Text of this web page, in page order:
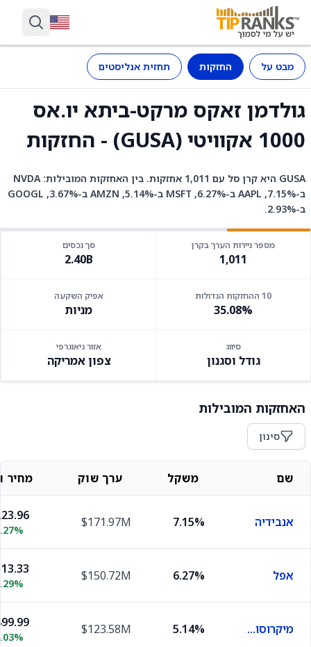
מבט על החזקות תחזית אנליסטים
גולדמן זאקס מרקט-ביתא יו.אס
1000 אקוויטי (GUSA) - החזקות
GUSA היא קרן סל עם 1,011 אחזקות. בין האחזקות המובילות: NVDA
ב-7.15%, AAPL ב-6.27%, MSFT ב-5.14%, AMZN ב-3.67%, GOOGL
ב-2.93%.
מספר ניירות הערך בקרן
1,011
סך נכסים
2.40B
10 ההחזקות הגדולות
35.08%
אפיק השקעה
מניות
סיווג
גודל וסגנון
אזור גיאוגרפי
צפון אמריקה
האחזקות המובילות
סינון
שם משקל ערך שוק מחיר
אנבידיה 7.15%
$171.97M
אפל 6.27%
$150.72M
מיקרוסופט 5.14%
$123.58M